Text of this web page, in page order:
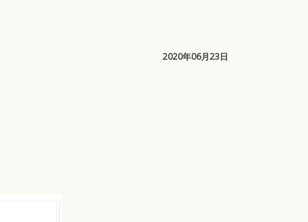
2020年06月23日